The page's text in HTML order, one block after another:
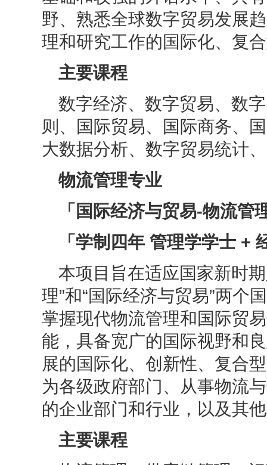
野、熟悉全球数字贸易发展
理和研究工作的国际化、复
主要课程
数字经济、数字贸易、数
则、国际贸易、国际商务、
大数据分析、数字贸易统计
物流管理专业
「国际经济与贸易-物流管
「学制四年 管理学学士 +
本项目旨在适应国家新时
理”和“国际经济与贸易”两个
掌握现代物流管理和国际贸
能，具备宽广的国际视野和
展的国际化、创新性、复合
为各级政府部门、从事物流
的企业部门和行业，以及其
主要课程